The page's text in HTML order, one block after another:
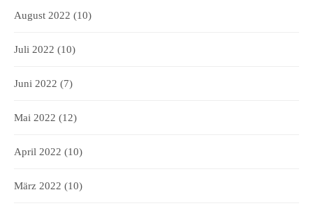
August 2022 (10)
Juli 2022 (10)
Juni 2022 (7)
Mai 2022 (12)
April 2022 (10)
März 2022 (10)